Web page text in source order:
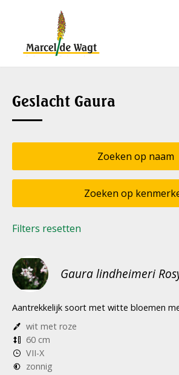
Zoeken op naam
Zoeken op
Filters resetten
Geslacht Gaura
Gaura lindheimeri
Aantrekkelijk soort met witte bloemen
wit met roze
60 cm
VII-X
zonnig